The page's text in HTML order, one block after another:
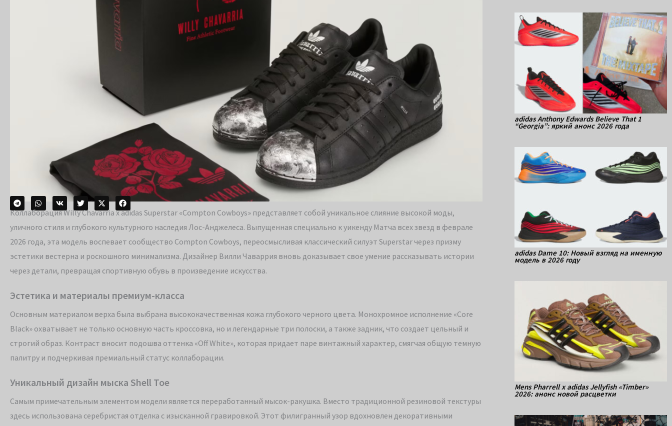
Коллаборация Willy Chavarria x adidas Superstar «Compton Cowboys» представляет собой уникальное слияние высокой моды,
уличного стиля и глубокого культурного наследия Лос-Анджелеса. Выпущенная специально к уикенду Матча всех звезд в феврале
2026 года, эта модель воспевает сообщество Compton Cowboys, переосмысливая классический силуэт Superstar через призму
эстетики вестерна и роскошного минимализма. Дизайнер Вилли Чаваррия вновь доказывает свое умение рассказывать истории
через детали, превращая спортивную обувь в произведение искусства.
Эстетика и материалы премиум-класса
Основным материалом верха была выбрана высококачественная кожа глубокого черного цвета. Монохромное исполнение «Core
Black» охватывает не только основную часть кроссовка, но и легендарные три полоски, а также задник, что создает цельный и
строгий образ. Контраст вносит подошва оттенка «Off White», которая придает паре винтажный характер, смягчая общую темную
палитру и подчеркивая премиальный статус коллаборации.
Уникальный дизайн мыска Shell Toe
Самым примечательным элементом модели является переработанный мысок-ракушка. Вместо традиционной резиновой текстуры
здесь использована серебристая отделка с изысканной гравировкой. Этот филигранный узор вдохновлен декоративными
adidas Anthony Edwards Believe That 1
“Georgia”: яркий анонс 2026 года
adidas Dame 10: Новый взгляд на именную
модель в 2026 году
Mens Pharrell x adidas Jellyfish «Timber»
2026: анонс новой расцветки